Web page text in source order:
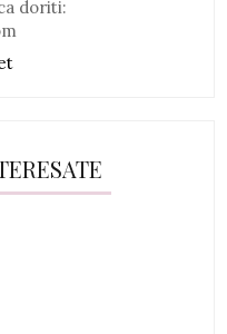
doriti: